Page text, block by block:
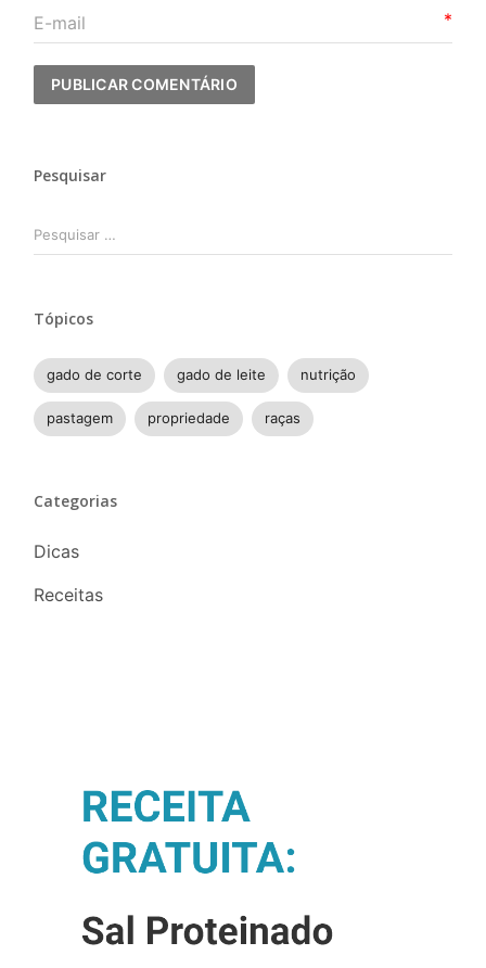
*
Pesquisar
por:
Tópicos
gado de corte gado de leite nutrição
pastagem propriedade raças
Categorias
Dicas
Receitas